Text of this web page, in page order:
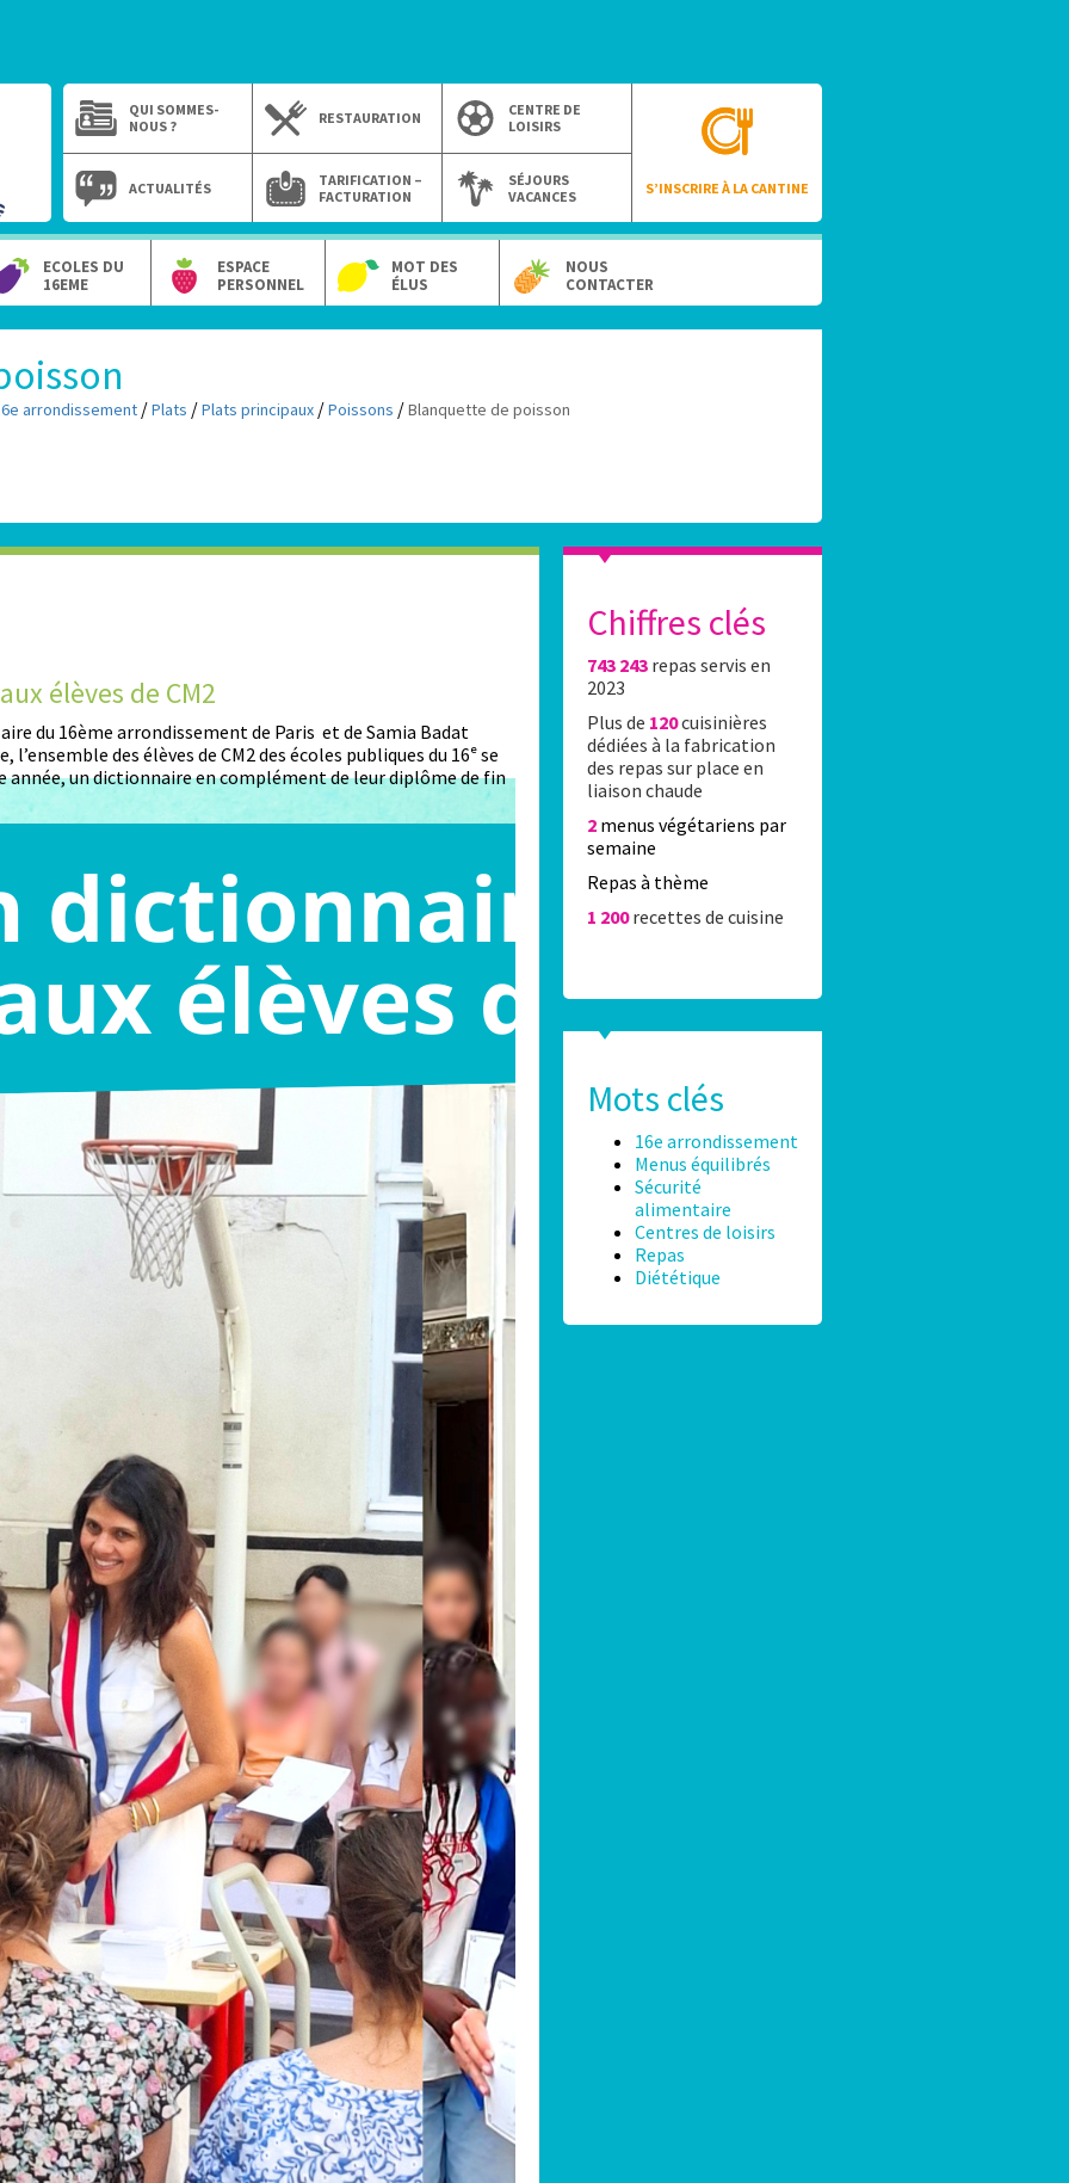
QUI SOMMES-
NOUS ?
RESTAURATION
CENTRE DE
LOISIRS
S’INSCRIRE À LA CANTINE
ACTUALITÉS
TARIFICATION –
FACTURATION
SÉJOURS
VACANCES
ECOLES DU
16EME
ESPACE
PERSONNEL
MOT DES
ÉLUS
NOUS
CONTACTER
arrondissement /Plats /Plats principaux /Poissons /Blanquette de poisson
élèves de CM2
du 16ème arrondissement de Paris et de Samia Badat
des élèves de CM2 des écoles publiques du 16ᵉ se
année, un dictionnaire en complément de leur diplôme de fin
Des élèves du 16e réalisent l’affiche Stade
130 élèves du 16e ont été accueillis Lundi 8 juin 2026 au stade Jean-
participation au concours de dessin organisé par la Caisse des
partenariat avec le Stade Français Paris.
Chiffres clés
743 243 repas servis en
2023
Plus de 120cuisinières
dédiées à la fabrication
des repas sur place en
liaison chaude
2menus végétariens par
semaine
Repas à thème
1 200recettes de cuisine
Mots clés
16e arrondissement
Menus équilibrés
Sécurité
alimentaire
Centres de loisirs
Repas
Diététique